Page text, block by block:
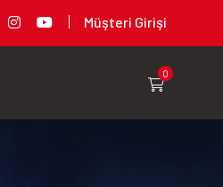
Müşteri Girişi
0